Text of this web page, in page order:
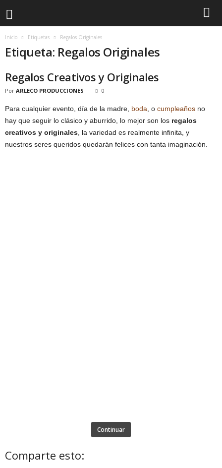
Inicio Etiquetas Regalos Originales
Etiqueta: Regalos Originales
Regalos Creativos y Originales
Por ARLECO PRODUCCIONES 0
Para cualquier evento, día de la madre, boda , o cumpleaños no
hay que seguir lo clásico y aburrido, lo mejor son los regalos
creativos y originales , la variedad es realmente infinita, y
nuestros seres queridos quedarán felices con tanta imaginación.
Continuar
Comparte esto: